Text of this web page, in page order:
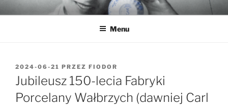
Przejdź
do
MUZEUM PORCELANY
Muzeum Porcelany Śląskiej w Tułowicach
Menu
OPUBLIKOWANE
W
2024-06-21 PRZEZ FIODOR
Jubileusz 150-lecia Fabryki
Porcelany Wałbrzych (dawniej Carl